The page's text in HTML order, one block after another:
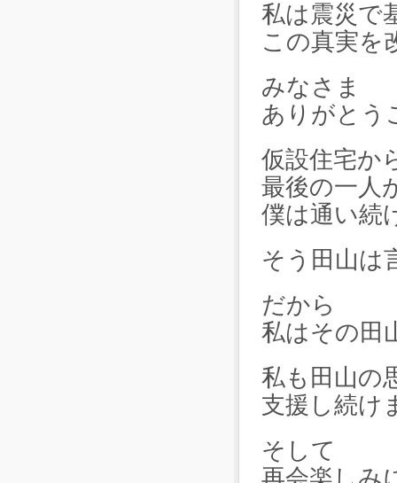
私は震災で
この真実を
みなさま
ありがとう
仮設住宅か
最後の一人
僕は通い続
そう田山は
だから
私はその田
私も田山の
支援し続け
そして
再会楽しみ